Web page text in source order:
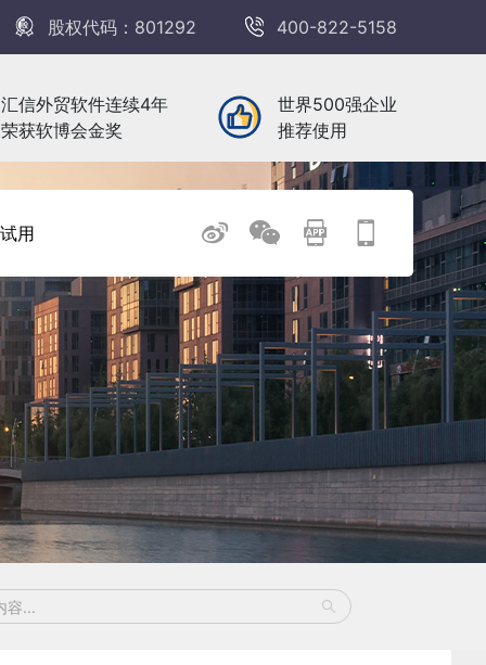
股权代码：801292 400-822-5158
汇信外贸软件连续4年
荣获软博会金奖
世界500强企业
推荐使用
用